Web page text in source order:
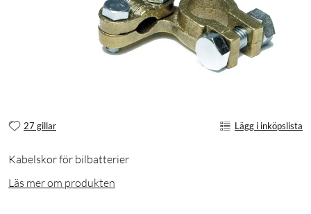
27 gillar Lägg i inköpslista
Kabelskor för bilbatterier
Läs mer om produkten